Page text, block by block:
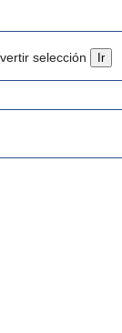
selección